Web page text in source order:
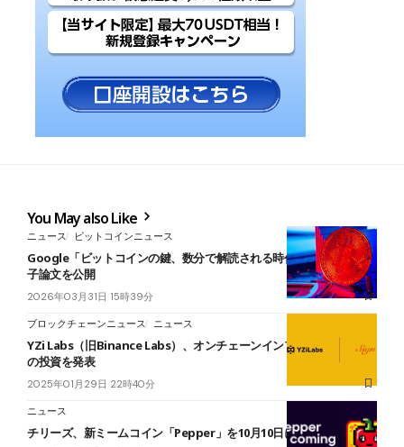
You May also Like
ニュース ビットコインニュース
Google「ビットコインの鍵、数分で解読される時代が近い」──量
子論文を公開
2026年03月31日 15時39分
ブロックチェーンニュース ニュース
YZi Labs（旧Binance Labs）、オンチェーンインフラ「Sign」へ
の投資を発表
2025年01月29日 22時40分
ニュース
チリーズ、新ミームコイン「Pepper」を10月10日に発行予定